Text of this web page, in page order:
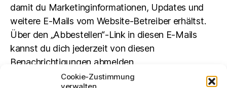
Cookie-Zustimmung
damit du Marketinginformationen, Updates und
weitere E-Mails vom Website-Betreiber erhältst.
Über den „Abbestellen“-Link in diesen E-Mails
kannst du dich jederzeit von diesen
Benachrichtigungen abmelden.